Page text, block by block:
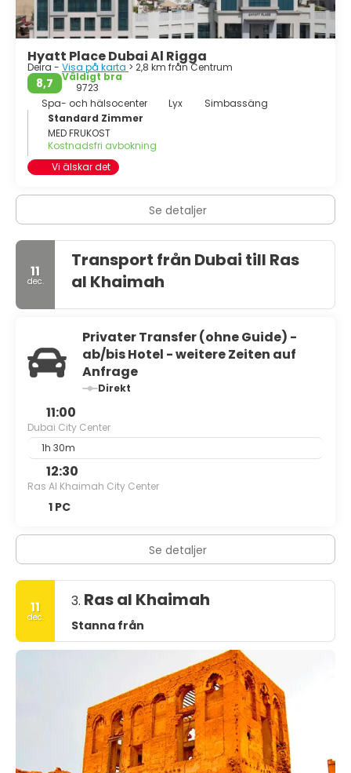
Hyatt Place Dubai Al Rigga
Deira - Visa på karta > 2,8 km från Centrum
8,7
Väldigt bra
9723
Spa- och hälsocenter
Lyx
Simbassäng
Standard Zimmer
MED FRUKOST
Kostnadsfri avbokning
Vi älskar det
Se detaljer
11
dec.
Transport från Dubai till Ras
al Khaimah
Privater Transfer (ohne Guide) -
ab/bis Hotel - weitere Zeiten auf
Anfrage
Direkt
11:00
Dubai City Center
1h 30m
12:30
Ras Al Khaimah City Center
1 PC
Se detaljer
11
dec.
3. Ras al Khaimah
Stanna från